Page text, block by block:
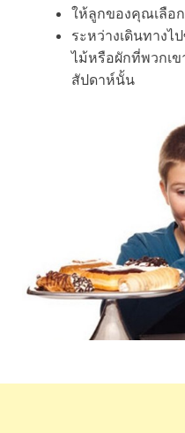
ให้ลูกของคุณเลือก
ระหว่างเดินทาง
ไม้หรือผักที่พวกเ
สัปดาห์นั้น